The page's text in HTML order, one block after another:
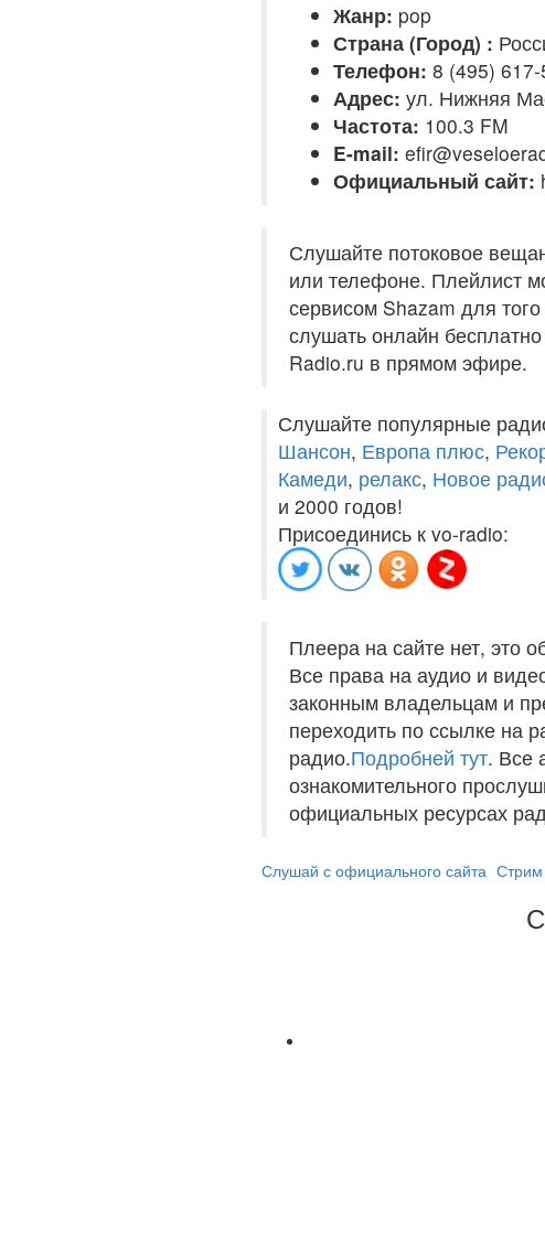
Жанр: pop
Страна (Город) :
Телефон: 8 (495)
Адрес: ул. Нижняя
Частота: 100.3 FM
E-mail:
Официальный сайт:
Слушайте потоковое
или телефоне. Плейлист
сервисом Shazam для
слушать онлайн
Radio.ru в прямом эфире.
Слушайте популярные
Шансон, Европа плюс,
Камеди, релакс, Новое
и 2000 годов!
Присоединись к vo-radio:
Плеера на сайте нет, это
Все права на аудио и
законным владельцам и
переходить по ссылке на
радио.Подробней тут. Все
ознакомительного
официальных ресурсах
Слушай с официального сайта Стрим